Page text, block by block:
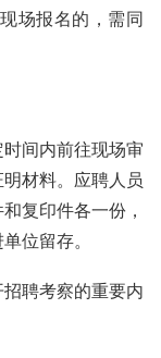
场报名的，需同
间内前往现场审
材料。应聘人员
复印件各一份，
位留存。
聘考察的重要内